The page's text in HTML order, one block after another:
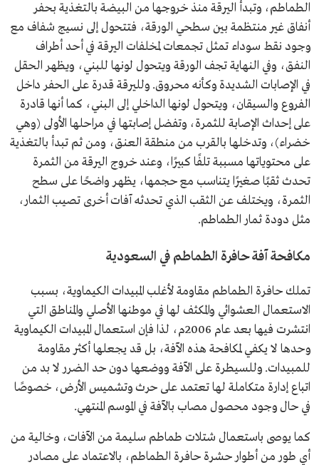
الطماطم، وتبدأ اليرقة منذ خروجها من البيضة بالتغذية بحفر
أنفاق غير منتظمة بين سطحي الورقة، فتتحول إلى نسيج شفاف مع
وجود نقط سوداء تمثل تجمعات لمخلفات اليرقة في أحد أطراف
النفق، وفي النهاية تجف الورقة ويتحول لونها للبني، ويظهر الحقل
في الإصابات الشديدة وكأنه محروق. ولليرقة قدرة على الحفر داخل
الفروع والسيقان، ويتحول لونها الداخلي إلى البني، كما أنها قادرة
على إحداث الإصابة للثمرة، وتفضل إصابتها في مراحلها الأولى (وهي
خضراء)، وتدخلها بالقرب من منطقة العنق، ومن ثم تبدأ بالتغذية
على محتوياتها مسببة تلفًا كبيرًا، وعند خروج اليرقة من الثمرة
تحدث ثقبًا صغيرًا يتناسب مع حجمها، يظهر واضحًا على سطح
الثمرة، ويختلف عن الثقب الذي تحدثه آفات أخرى تصيب الثمار،
مثل دودة ثمار الطماطم.
مكافحة آفة حافرة الطماطم في السعودية
تملك حافرة الطماطم مقاومة لأغلب المبيدات الكيماوية، بسبب
الاستعمال العشوائي والمكثف لها في موطنها الأصلي والمناطق التي
انتشرت فيها بعد عام 2006م، لذا فإن استعمال المبيدات الكيماوية
وحدها لا يكفي لمكافحة هذه الآفة، بل قد يجعلها أكثر مقاومة
للمبيدات. وللسيطرة على الآفة ووضعها دون حد الضرر لا بد من
اتباع إدارة متكاملة لها تعتمد على حرث وتشميس الأرض، خصوصًا
في حال وجود محصول مصاب بالآفة في الموسم المنتهي.
كما يوصى باستعمال شتلات طماطم سليمة من الآفات، وخالية من
أي طور من أطوار حشرة حافرة الطماطم، بالاعتماد على مصادر